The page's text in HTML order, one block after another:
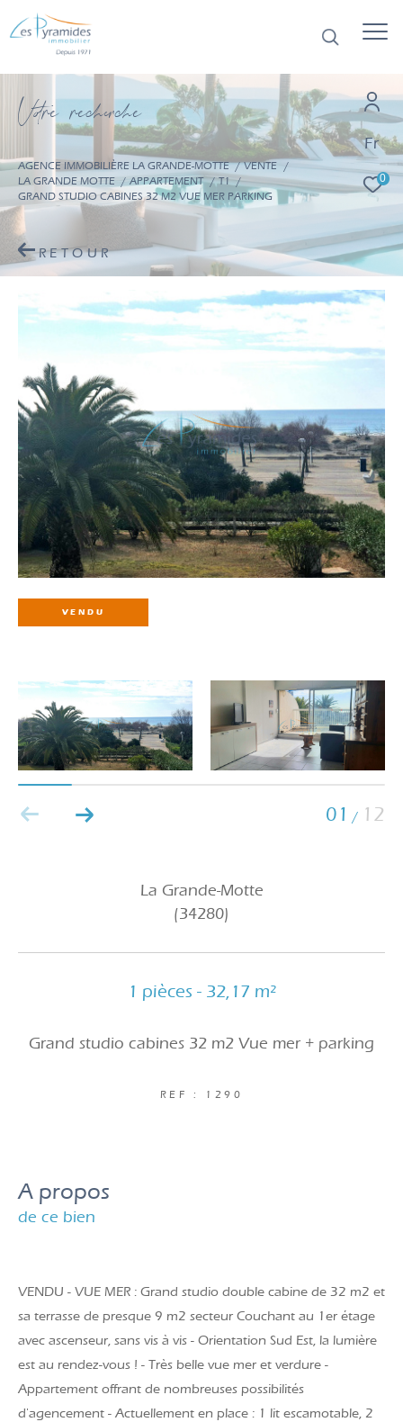
Fr
0
Vore recece
AGENCE IMMOBILIÈRE LA GRANDE-MOTTE
VENTE
LA GRANDE MOTTE
APPARTEMENT
T1
GRAND STUDIO CABINES 32 M2 VUE MER PARKING
RETOUR
VENDU
01 / 12
La Grande-Motte
(34280)
1 pièces - 32,17 m²
Grand studio cabines 32 m2 Vue mer + parking
REF : 1290
a propos
de ce bien
VENDU - VUE MER : Grand studio double cabine de 32 m2 et
sa terrasse de presque 9 m2 secteur Couchant au 1er étage
avec ascenseur, sans vis à vis - Orientation Sud Est, la lumière
est au rendez-vous ! - Très belle vue mer et verdure -
Appartement offrant de nombreuses possibilités
d'agencement - Actuellement en place : 1 lit escamotable, 2